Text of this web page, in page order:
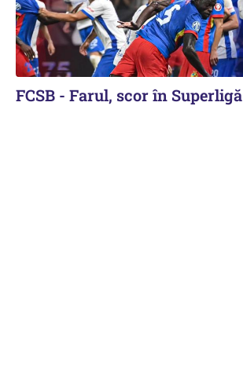
FCSB - Farul, scor în Superligă